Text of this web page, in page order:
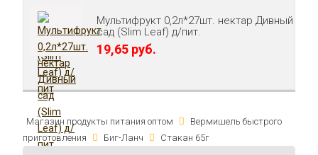
Мультифрукт 0,2л*27шт. нектар Дивный
сад (Slim Leaf) д/пит.
19,65 руб.
Магазин продукты питания оптом
Вермишель быстрого
приготовления
Биг-Ланч Стакан 65г